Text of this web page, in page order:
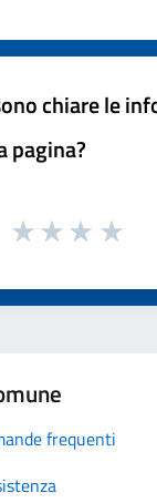
chiare le
pagina?
frequenti